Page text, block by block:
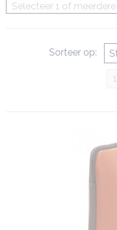
Selecteer 1 of meerdere
Sorteer op:
1